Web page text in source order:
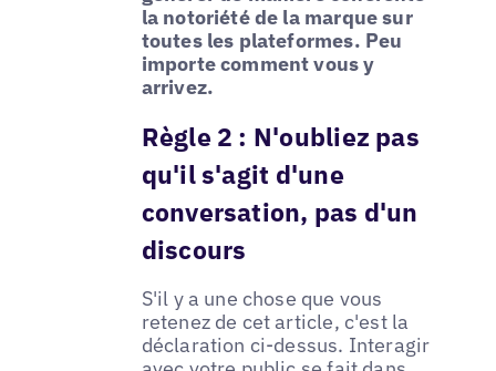
la notoriété de la marque sur
toutes les plateformes. Peu
importe comment vous y
arrivez.
Règle 2 : N'oubliez pas
qu'il s'agit d'une
conversation, pas d'un
discours
S'il y a une chose que vous
retenez de cet article, c'est la
déclaration ci-dessus. Interagir